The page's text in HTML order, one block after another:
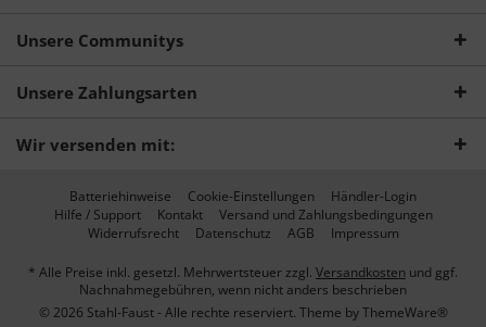
Unsere Communitys
Unsere Zahlungsarten
Wir versenden mit:
Batteriehinweise Cookie-Einstellungen
Händler-Login
Hilfe / Support
Kontakt
Versand und Zahlungsbedingungen
Widerrufsrecht
Datenschutz AGB Impressum
* Alle Preise inkl. gesetzl. Mehrwertsteuer zzgl. Versandkosten und ggf.
Nachnahmegebühren, wenn nicht anders beschrieben
© 2026 Stahl-Faust - Alle rechte reserviert. Theme byThemeWare®